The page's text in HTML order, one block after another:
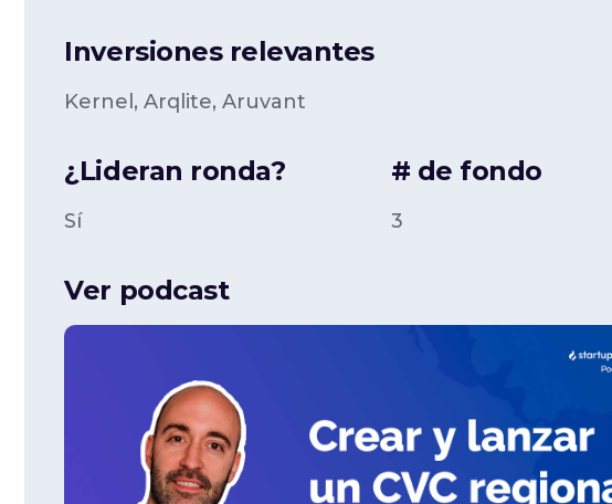
Inversiones relevantes
Kernel, Arqlite, Aruvant
¿Lideran ronda?
Sí
# de fondo
3
Ver podcast